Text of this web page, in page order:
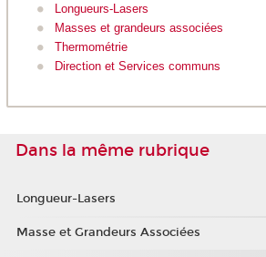
Longueurs-Lasers
Masses et grandeurs associées
Thermométrie
Direction et Services communs
Dans la même rubrique
Longueur-Lasers
Masse et Grandeurs Associées